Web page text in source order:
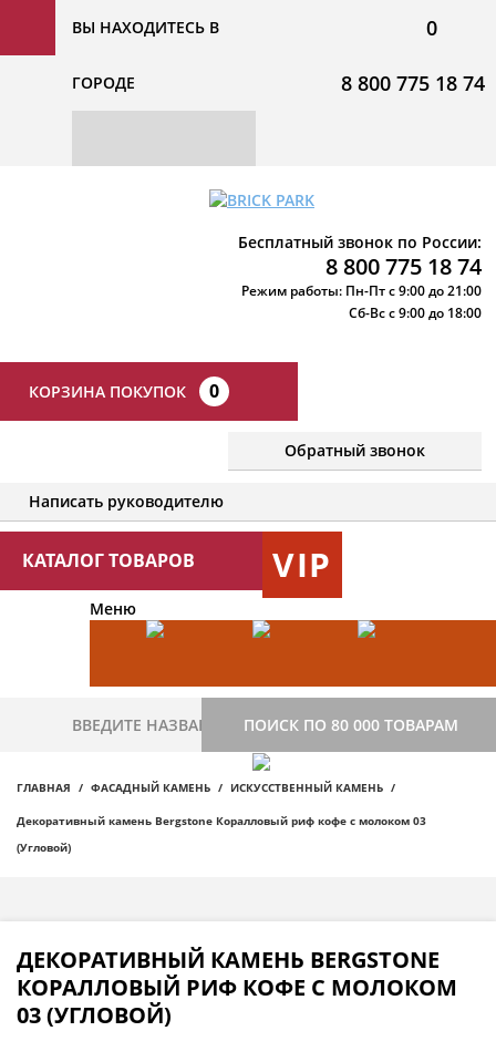
ВЫ НАХОДИТЕСЬ В
ГОРОДЕ
0
8 800 775 18 74
Бесплатный звонок по России:
8 800 775 18 74
Режим работы: Пн-Пт с 9:00 до 21:00
Сб-Вс с 9:00 до 18:00
КОРЗИНА ПОКУПОК 0
Обратный звонок
Написать руководителю
КАТАЛОГ ТОВАРОВ VIP
Меню
ПОИСК ПО 80 000 ТОВАРАМ
ГЛАВНАЯ ФАСАДНЫЙ КАМЕНЬ ИСКУССТВЕННЫЙ КАМЕНЬ
Декоративный камень Bergstone Коралловый риф кофе с молоком 03
(Угловой)
ДЕКОРАТИВНЫЙ КАМЕНЬ BERGSTONE
КОРАЛЛОВЫЙ РИФ КОФЕ С МОЛОКОМ
03 (УГЛОВОЙ)